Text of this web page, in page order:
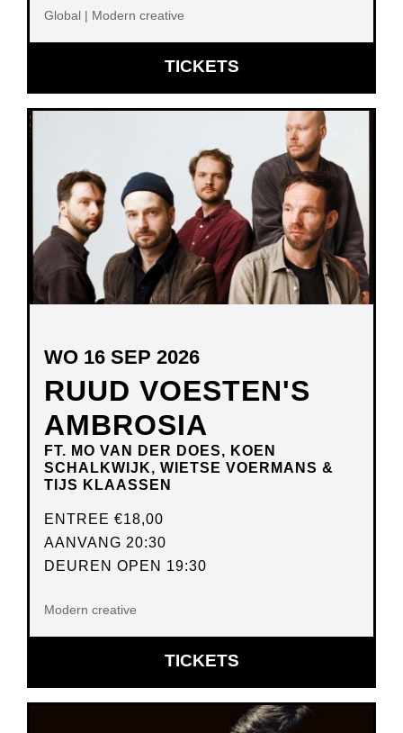
Global | Modern creative
TICKETSOPENT
IN
NIEUW
VENSTER
RUUD VOESTEN'S
AMBROSIA
FT. MO VAN DER DOES, KOEN
SCHALKWIJK, WIETSE VOERMANS &
TIJS KLAASSEN
WO 16 SEP 2026
ENTREE €18,00
AANVANG 20:30
DEUREN OPEN 19:30
Modern creative
TICKETSOPENT
IN
NIEUW